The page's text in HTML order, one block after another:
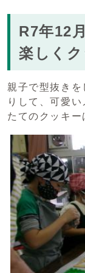
R7年12
楽しく
親子で型抜き
りして、可愛
たてのクッキー